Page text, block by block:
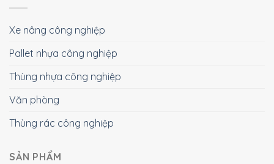
Xe nâng công nghiệp
Pallet nhựa công nghiệp
Thùng nhựa công nghiệp
Văn phòng
Thùng rác công nghiệp
SẢN PHẨM